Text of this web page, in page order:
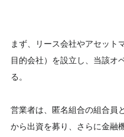
まず、リース会社やアセット
目的会社）を設立し、当該オ
る。
営業者は、匿名組合の組合員
から出資を募り、さらに金融